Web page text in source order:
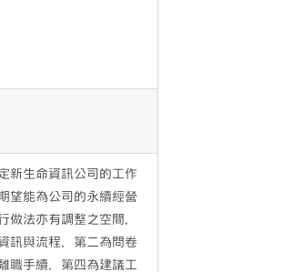
新生命資訊公司的工作
望能為公司的永續經營
做法亦有調整之空間，
訊與流程，第二為問卷
職手續，第四為建議工